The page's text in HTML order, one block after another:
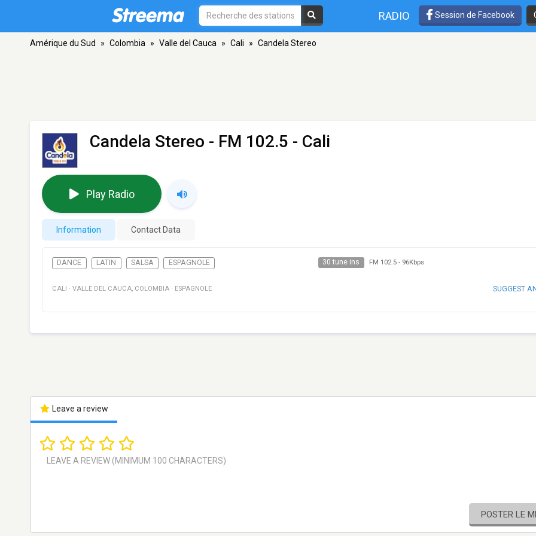
RADIO Session de Facebook
Amérique du Sud » Colombia » Valle del Cauca » Cali » Candela Stereo
Candela Stereo - FM 102.5 - Cali
Play Radio
Information Contact Data
DANCE LATIN SALSA ESPAGNOLE 30 tune ins FM 102.5- 96Kbps
CALI · VALLE DEL CAUCA, COLOMBIA · ESPAGNOLE SUGGEST
Leave a review
POSTER LE